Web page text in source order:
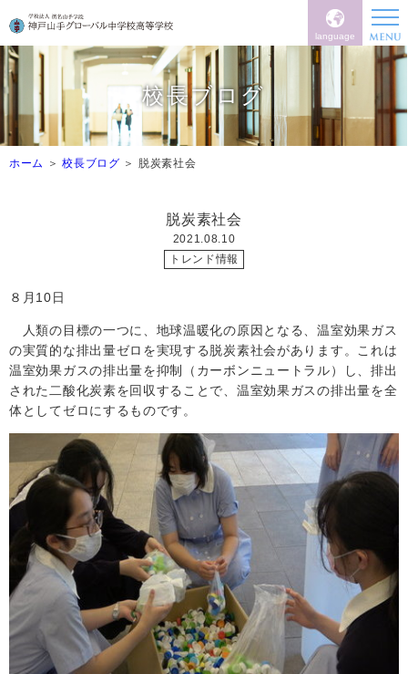
language
校長ブログ
ホーム 校長ブログ 脱炭素社会
脱炭素社会
2021.08.10
トレンド情報
８月10日
人類の目標の一つに、地球温暖化の原因となる、温室効果ガス
の実質的な排出量ゼロを実現する脱炭素社会があります。これは
温室効果ガスの排出量を抑制（カーボンニュートラル）し、排出
された二酸化炭素を回収することで、温室効果ガスの排出量を全
体としてゼロにするものです。